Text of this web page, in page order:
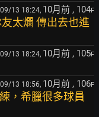
09/13 18:24, 10月前 , 104F
太爛 傳出去也進
09/13 18:24, 10月前 , 105F
09/13 18:56, 10月前 , 106F
，希臘很多球員